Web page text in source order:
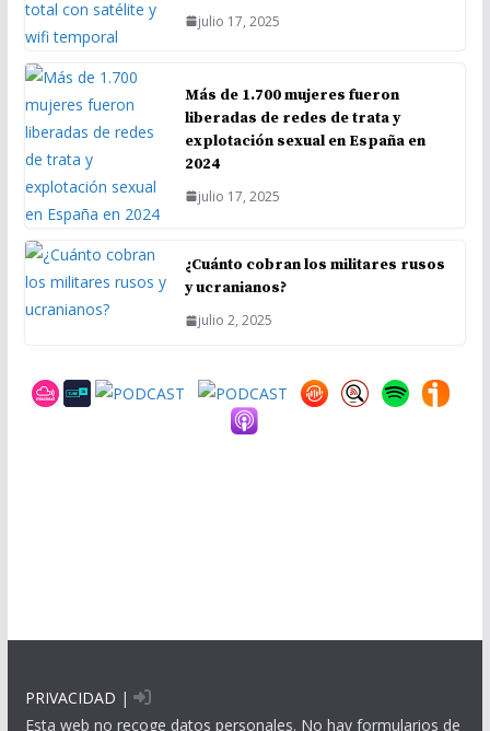
julio 17, 2025
Más de 1.700 mujeres fueron
liberadas de redes de trata y
explotación sexual en España en
2024
julio 17, 2025
¿Cuánto cobran los militares rusos
y ucranianos?
julio 2, 2025
PRIVACIDAD |
Esta web no recoge datos personales. No hay formularios de